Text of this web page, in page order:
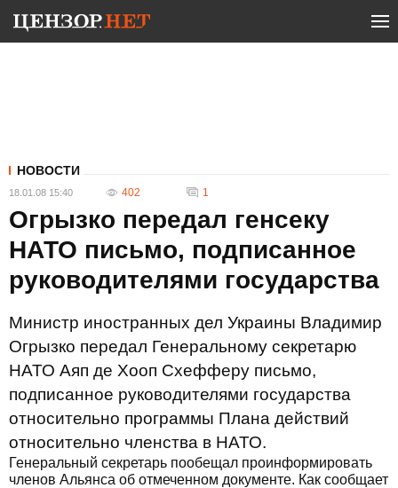
НОВОСТИ
18.01.08 15:40 402 1
Огрызко передал генсеку
НАТО письмо, подписанное
руководителями государства
Министр иностранных дел Украины Владимир
Огрызко передал Генеральному секретарю
НАТО Аяп де Хооп Схефферу письмо,
подписанное руководителями государства
относительно программы Плана действий
относительно членства в НАТО.
Генеральный секретарь пообещал проинформировать
членов Альянса об отмеченном документе. Как сообщает